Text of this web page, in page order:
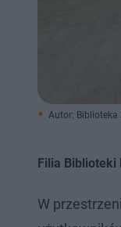
Autor: Biblioteka
Filia Biblioteki
W